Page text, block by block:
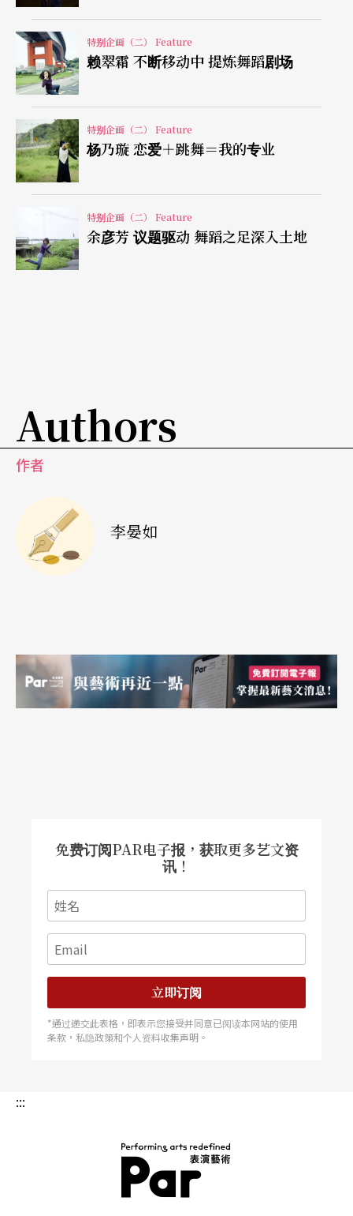
以往只进出排练场的杨维真，因为对庙会有莫名热
情的小儿子，开始走进各种台湾底层文化的场域，
孩子的教养问题也将她的视线转移到更多社会议
题，从此「生活」真正大举进入了她的创作。如何
从孩子的眼光去审视成人价值，再转换成舞蹈语
言，成为为人母的她独享的一种女性特权。
超越性别框限在于更清楚的自主思考
而在排练场中，杨维真坦承直言，女性的多元性比
不上男性，这是定律。「男性在这里永远是个宝，
腻，这种心思让她能关照更多面向，也提供一种在
父权体制下不同的工作方式。」
事实，「有点像表演艺术在台湾教育环境里的可有
可无，这是长期问题，不可能靠几个人短时间就有
什么改变。」长期异旅在外地，她虽然很习惯为自
性撑过辛苦。我们身处广受教育的世代，至少能做
到的就是培养出清楚的自主思考和个别意识，不任
由环境操控。」
一切都是快乐的、缤纷的、多彩的，凡事只讲求消
费性与速成，「台湾就是个什么进来都可以的地
方，如果连学校老师都在教〈江南style〉的舞蹈，
还有谁讲求什么文化脉络？」
同样的状况也反映在排练场中。「比起国外，现在
很多台湾舞者，表演风格都偏向学院派的炫技，没
有太多的个人思考在里面。有时一起工作反而变成
一二。跟剧场中壮辈演员面临断层一样，这些现象
从提出至今，近十年来仍无太大改变。「如果这门
特别企画（二） Feature
赖翠霜 不断移动中 提炼舞蹈剧场
特别企画（二） Feature
杨乃璇 恋爱＋跳舞＝我的专业
特别企画（二） Feature
余彦芳 议题驱动 舞蹈之足深入土地
Authors
作者
李晏如
免费订阅PAR电子报，获取更多艺文资
讯！
立即订阅
*通过递交此表格，即表示您接受并同意已阅读本网站的使用
条款，私隐政策和个人资料收集声明。
:::